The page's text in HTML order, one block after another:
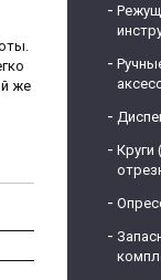
же
Круги